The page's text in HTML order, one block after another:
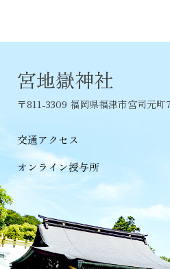
宮地嶽神社
〒811-3309 福岡県福津市宮司元町
交通アクセス
オンライン授与所